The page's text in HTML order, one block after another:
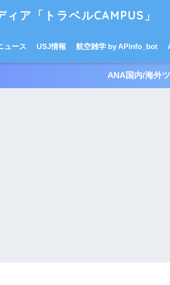
ィア「トラベルCAMPUS」
ュース USJ情報 航空雑学 by APinfo_bot
ANA国内/海外